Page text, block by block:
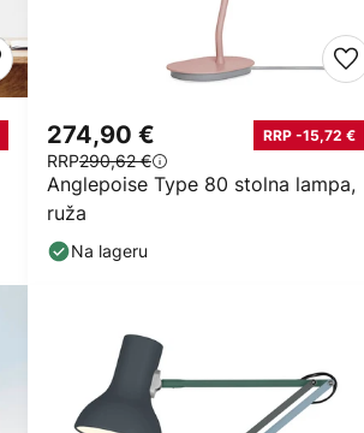
Anglepoise Type 80 stolna lampa,
ruža
274,90 € RRP -15,72 €
RRP290,62 €
Na lageru